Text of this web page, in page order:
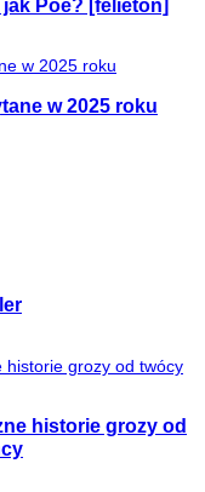
Poe? [felieton]
w 2025 roku
historie grozy od